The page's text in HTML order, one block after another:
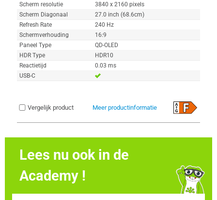
Scherm resolutie
3840 x 2160 pixels
Scherm Diagonaal
27.0 inch (68.6cm)
Refresh Rate
240 Hz
Schermverhouding
16:9
Paneel Type
QD-OLED
HDR Type
HDR10
Reactietijd
0.03 ms
USB-C
Vergelijk product Meer productinformatie
Lees nu ook in de
Academy !